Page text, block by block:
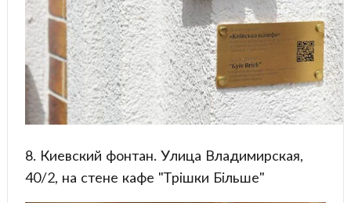
8. Киевский фонтан. Улица Владимирская,
40/2, на стене кафе "Трішки Більше"